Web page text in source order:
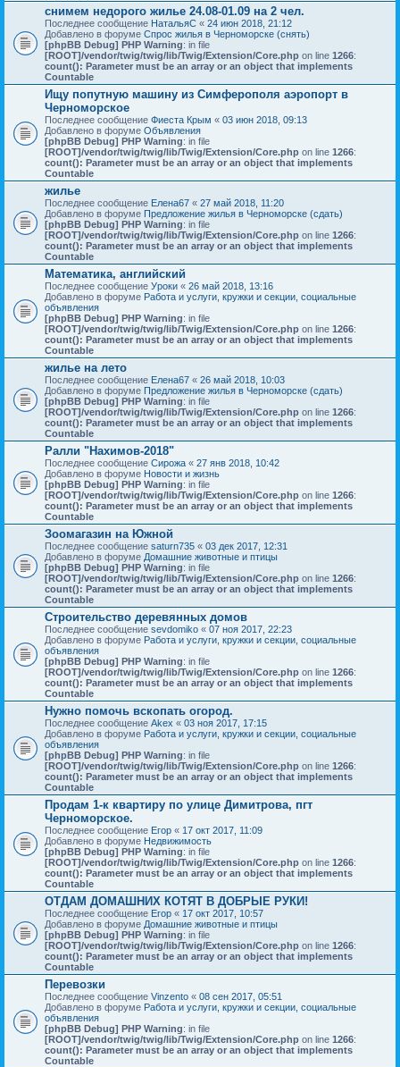
снимем недорого жилье 24.08-01.09 на 2 чел.
Последнее сообщение НатальяС « 24 июн 2018, 21:12
Добавлено в форуме Спрос жилья в Черноморске (снять)
[phpBB Debug] PHP Warning: in file
[ROOT]/vendor/twig/twig/lib/Twig/Extension/Core.php on line 1266:
count(): Parameter must be an array or an object that implements
Countable
Ищу попутную машину из Симферополя аэропорт в
Черноморское
Последнее сообщение Фиеста Крым « 03 июн 2018, 09:13
Добавлено в форуме Объявления
[phpBB Debug] PHP Warning: in file
[ROOT]/vendor/twig/twig/lib/Twig/Extension/Core.php on line 1266:
count(): Parameter must be an array or an object that implements
Countable
жилье
Последнее сообщение Елена67 « 27 май 2018, 11:20
Добавлено в форуме Предложение жилья в Черноморске (сдать)
[phpBB Debug] PHP Warning: in file
[ROOT]/vendor/twig/twig/lib/Twig/Extension/Core.php on line 1266:
count(): Parameter must be an array or an object that implements
Countable
Математика, английский
Последнее сообщение Уроки « 26 май 2018, 13:16
Добавлено в форуме Работа и услуги, кружки и секции, социальные
объявления
[phpBB Debug] PHP Warning: in file
[ROOT]/vendor/twig/twig/lib/Twig/Extension/Core.php on line 1266:
count(): Parameter must be an array or an object that implements
Countable
жилье на лето
Последнее сообщение Елена67 « 26 май 2018, 10:03
Добавлено в форуме Предложение жилья в Черноморске (сдать)
[phpBB Debug] PHP Warning: in file
[ROOT]/vendor/twig/twig/lib/Twig/Extension/Core.php on line 1266:
count(): Parameter must be an array or an object that implements
Countable
Ралли "Нахимов-2018"
Последнее сообщение Сирожа « 27 янв 2018, 10:42
Добавлено в форуме Новости и жизнь
[phpBB Debug] PHP Warning: in file
[ROOT]/vendor/twig/twig/lib/Twig/Extension/Core.php on line 1266:
count(): Parameter must be an array or an object that implements
Countable
Зоомагазин на Южной
Последнее сообщение saturn735 « 03 дек 2017, 12:31
Добавлено в форуме Домашние животные и птицы
[phpBB Debug] PHP Warning: in file
[ROOT]/vendor/twig/twig/lib/Twig/Extension/Core.php on line 1266:
count(): Parameter must be an array or an object that implements
Countable
Строительство деревянных домов
Последнее сообщение sevdomiko « 07 ноя 2017, 22:23
Добавлено в форуме Работа и услуги, кружки и секции, социальные
объявления
[phpBB Debug] PHP Warning: in file
[ROOT]/vendor/twig/twig/lib/Twig/Extension/Core.php on line 1266:
count(): Parameter must be an array or an object that implements
Countable
Нужно помочь вскопать огород.
Последнее сообщение Akex « 03 ноя 2017, 17:15
Добавлено в форуме Работа и услуги, кружки и секции, социальные
объявления
[phpBB Debug] PHP Warning: in file
[ROOT]/vendor/twig/twig/lib/Twig/Extension/Core.php on line 1266:
count(): Parameter must be an array or an object that implements
Countable
Продам 1-к квартиру по улице Димитрова, пгт
Черноморское.
Последнее сообщение Егор « 17 окт 2017, 11:09
Добавлено в форуме Недвижимость
[phpBB Debug] PHP Warning: in file
[ROOT]/vendor/twig/twig/lib/Twig/Extension/Core.php on line 1266:
count(): Parameter must be an array or an object that implements
Countable
ОТДАМ ДОМАШНИХ КОТЯТ В ДОБРЫЕ РУКИ!
Последнее сообщение Егор « 17 окт 2017, 10:57
Добавлено в форуме Домашние животные и птицы
[phpBB Debug] PHP Warning: in file
[ROOT]/vendor/twig/twig/lib/Twig/Extension/Core.php on line 1266:
count(): Parameter must be an array or an object that implements
Countable
Перевозки
Последнее сообщение Vinzento « 08 сен 2017, 05:51
Добавлено в форуме Работа и услуги, кружки и секции, социальные
объявления
[phpBB Debug] PHP Warning: in file
[ROOT]/vendor/twig/twig/lib/Twig/Extension/Core.php on line 1266:
count(): Parameter must be an array or an object that implements
Countable